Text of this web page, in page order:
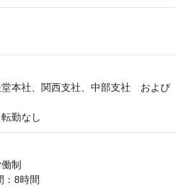
本社、関西支社、中部支社　および
勤なし
制
：8時間